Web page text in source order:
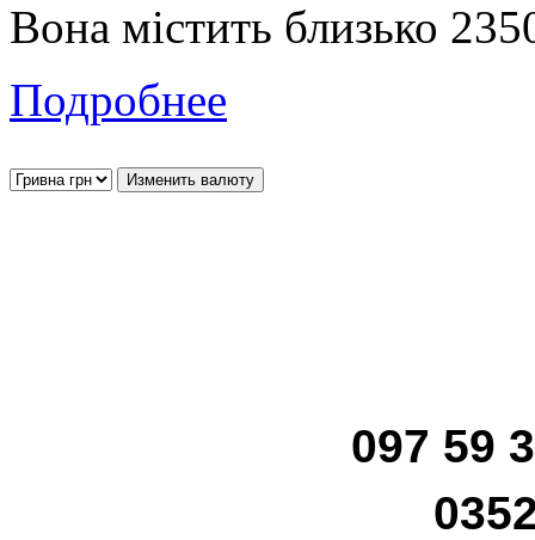
Вона містить близько
Подробнее
097 59